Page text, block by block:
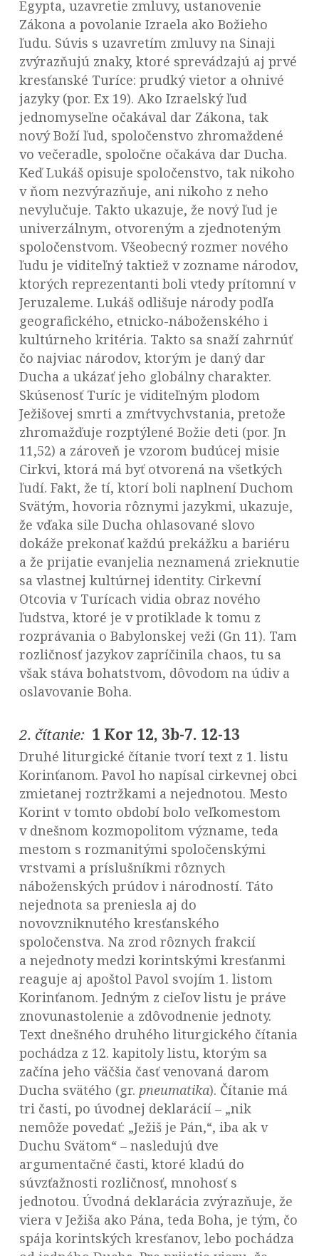
Egypta, uzavretie zmluvy, ustanovenie
Zákona a povolanie Izraela ako Božieho
ľudu. Súvis s uzavretím zmluvy na Sinaji
zvýrazňujú znaky, ktoré sprevádzajú aj prvé
kresťanské Turíce: prudký vietor a ohnivé
jazyky (por. Ex 19). Ako Izraelský ľud
jednomyseľne očakával dar Zákona, tak
nový Boží ľud, spoločenstvo zhromaždené
vo večeradle, spoločne očakáva dar Ducha.
Keď Lukáš opisuje spoločenstvo, tak nikoho
v ňom nezvýrazňuje, ani nikoho z neho
nevylučuje. Takto ukazuje, že nový ľud je
univerzálnym, otvoreným a zjednoteným
spoločenstvom. Všeobecný rozmer nového
ľudu je viditeľný taktiež v zozname národov,
ktorých reprezentanti boli vtedy prítomní v
Jeruzaleme. Lukáš odlišuje národy podľa
geografického, etnicko-náboženského i
kultúrneho kritéria. Takto sa snaží zahrnúť
čo najviac národov, ktorým je daný dar
Ducha a ukázať jeho globálny charakter.
Skúsenosť Turíc je viditeľným plodom
Ježišovej smrti a zmŕtvychvstania, pretože
zhromažďuje rozptýlené Božie deti (por. Jn
11,52) a zároveň je vzorom budúcej misie
Cirkvi, ktorá má byť otvorená na všetkých
ľudí. Fakt, že tí, ktorí boli naplnení Duchom
Svätým, hovoria rôznymi jazykmi, ukazuje,
že vďaka sile Ducha ohlasované slovo
dokáže prekonať každú prekážku a bariéru
a že prijatie evanjelia neznamená zrieknutie
sa vlastnej kultúrnej identity. Cirkevní
Otcovia v Turícach vidia obraz nového
ľudstva, ktoré je v protiklade k tomu z
rozprávania o Babylonskej veži (Gn 11). Tam
rozličnosť jazykov zapríčinila chaos, tu sa
však stáva bohatstvom, dôvodom na údiv a
oslavovanie Boha.
2. čítanie: 1 Kor 12, 3b-7. 12-13
Druhé liturgické čítanie tvorí text z 1. listu
Korinťanom. Pavol ho napísal cirkevnej obci
zmietanej roztržkami a nejednotou. Mesto
Korint v tomto období bolo veľkomestom
v dnešnom kozmopolitom význame, teda
mestom s rozmanitými spoločenskými
vrstvami a príslušníkmi rôznych
náboženských prúdov i národností. Táto
nejednota sa preniesla aj do
novovzniknutého kresťanského
spoločenstva. Na zrod rôznych frakcií
a nejednoty medzi korintskými kresťanmi
reaguje aj apoštol Pavol svojím 1. listom
Korinťanom. Jedným z cieľov listu je práve
znovunastolenie a zdôvodnenie jednoty.
Text dnešného druhého liturgického čítania
pochádza z 12. kapitoly listu, ktorým sa
začína jeho väčšia časť venovaná darom
Ducha svätého (gr. pneumatika). Čítanie má
tri časti, po úvodnej deklarácií – „nik
nemôže povedať: „Ježiš je Pán,“, iba ak v
Duchu Svätom“ – nasledujú dve
argumentačné časti, ktoré kladú do
súvzťažnosti rozličnosť, mnohosť s
jednotou. Úvodná deklarácia zvýrazňuje, že
viera v Ježiša ako Pána, teda Boha, je tým, čo
spája korintských kresťanov, lebo pochádza